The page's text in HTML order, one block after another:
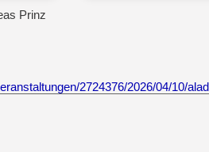
Prinz
2724376/2026/04/10/